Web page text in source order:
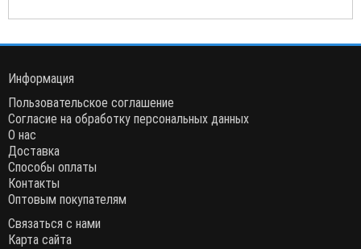
Информация
Пользовательское соглашение
Согласие на обработку персональных данных
О нас
Доставка
Способы оплаты
Контакты
Оптовым покупателям
Связаться с нами
Карта сайта